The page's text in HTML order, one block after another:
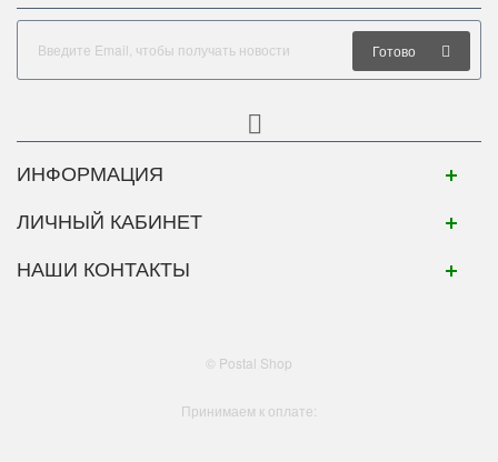
Готово
ИНФОРМАЦИЯ
ЛИЧНЫЙ КАБИНЕТ
НАШИ КОНТАКТЫ
© Postal Shop
Принимаем к оплате: